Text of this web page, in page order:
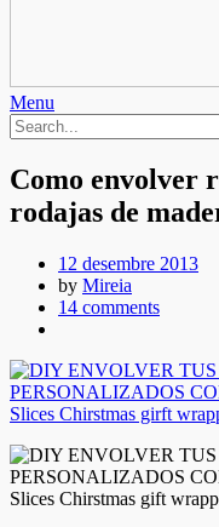
Menu
Como envolver
rodajas de
12 desembre 2013
by Mireia
14 comments